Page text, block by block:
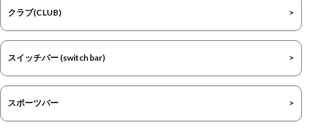
クラブ(CLUB)
スイッチバー (switch bar)
スポーツバー